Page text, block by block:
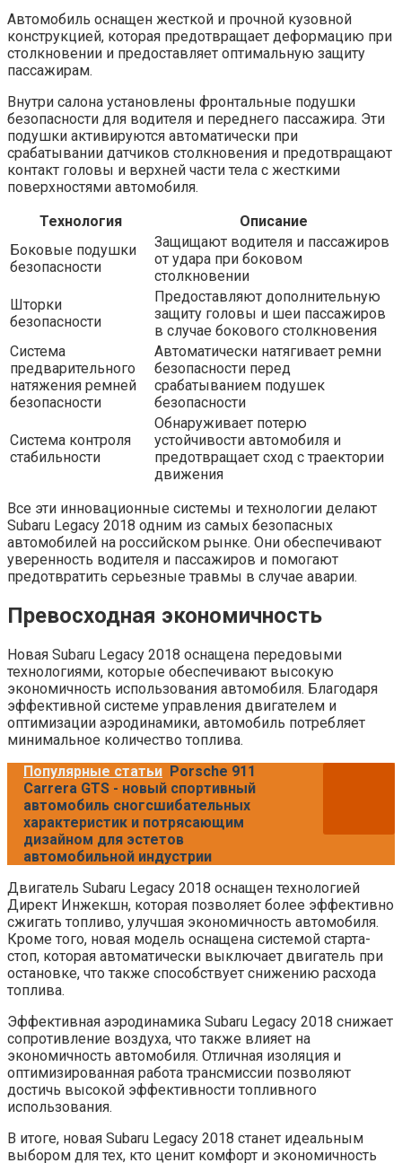
Автомобиль оснащен жесткой и прочной кузовной
конструкцией, которая предотвращает деформацию при
столкновении и предоставляет оптимальную защиту
пассажирам.
Внутри салона установлены фронтальные подушки
безопасности для водителя и переднего пассажира. Эти
подушки активируются автоматически при
срабатывании датчиков столкновения и предотвращают
контакт головы и верхней части тела с жесткими
поверхностями автомобиля.
Технология
Описание
Боковые подушки
безопасности
Защищают водителя и пассажиров
от удара при боковом
столкновении
Шторки
безопасности
Предоставляют дополнительную
защиту головы и шеи пассажиров
в случае бокового столкновения
Система
предварительного
натяжения ремней
безопасности
Автоматически натягивает ремни
безопасности перед
срабатыванием подушек
безопасности
Система контроля
стабильности
Обнаруживает потерю
устойчивости автомобиля и
предотвращает сход с траектории
движения
Все эти инновационные системы и технологии делают
Subaru Legacy 2018 одним из самых безопасных
автомобилей на российском рынке. Они обеспечивают
уверенность водителя и пассажиров и помогают
предотвратить серьезные травмы в случае аварии.
Превосходная экономичность
Новая Subaru Legacy 2018 оснащена передовыми
технологиями, которые обеспечивают высокую
экономичность использования автомобиля. Благодаря
эффективной системе управления двигателем и
оптимизации аэродинамики, автомобиль потребляет
минимальное количество топлива.
Популярные статьи Porsche 911
Carrera GTS - новый спортивный
автомобиль сногсшибательных
характеристик и потрясающим
дизайном для эстетов
автомобильной индустрии
Двигатель Subaru Legacy 2018 оснащен технологией
Директ Инжекшн, которая позволяет более эффективно
сжигать топливо, улучшая экономичность автомобиля.
Кроме того, новая модель оснащена системой старта-
стоп, которая автоматически выключает двигатель при
остановке, что также способствует снижению расхода
топлива.
Эффективная аэродинамика Subaru Legacy 2018 снижает
сопротивление воздуха, что также влияет на
экономичность автомобиля. Отличная изоляция и
оптимизированная работа трансмиссии позволяют
достичь высокой эффективности топливного
использования.
В итоге, новая Subaru Legacy 2018 станет идеальным
выбором для тех, кто ценит комфорт и экономичность